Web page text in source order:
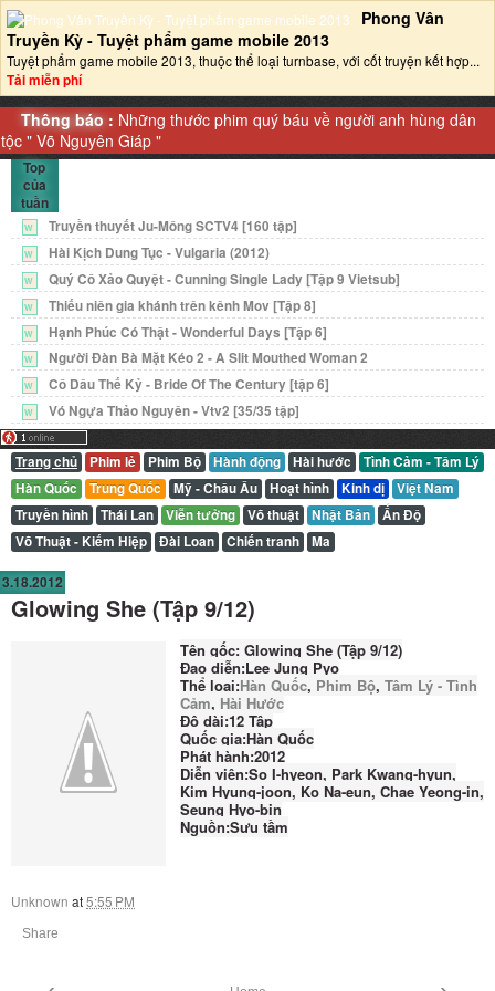
Phong Vân
Truyền Kỳ - Tuyệt phẩm game mobile 2013‎
Tuyệt phẩm game mobile 2013, thuộc thể loại turnbase, với cốt truyện kết hợp...
Tải miễn phí
Thông báo : Những thước phim quý báu về người anh hùng dân
tộc "Võ Nguyên Giáp "
Top
của
tuần
W Truyền thuyết Ju-Mông SCTV4 [160 tập]
W Hài Kịch Dung Tục - Vulgaria (2012)
W Quý Cô Xảo Quyệt - Cunning Single Lady [Tập 9 Vietsub]
W Thiếu niên gia khánh trên kênh Mov [Tập 8]
W Hạnh Phúc Có Thật - Wonderful Days [Tập 6]
W Người Đàn Bà Mặt Kéo 2 - A Slit Mouthed Woman 2
W Cô Dâu Thế Kỷ - Bride Of The Century [tập 6]
W Vó Ngựa Thảo Nguyên - Vtv2 [35/35 tập]
Trang chủ Phim lẻ Phim Bộ Hành động Hài hước
Tình Cảm - Tâm Lý
Hàn Quốc
Trung Quốc Mỹ - Châu Âu Hoạt hình Kinh dị
Việt Nam
Truyền hình
Thái Lan Viễn tưởng Võ thuật Nhật Bản
Ấn Độ
Võ Thuật - Kiếm Hiệp
Đài Loan Chiến tranh Ma
3.18.2012
Glowing She (Tập 9/12)
Tên gốc:Glowing She (Tập 9/12)
Đạo diễn:Lee Jung Pyo
Thể loại:Hàn Quốc, Phim Bộ,Tâm Lý - Tình
Cảm, Hài Hước
Độ dài:12 Tập
Quốc gia:Hàn Quốc
Phát hành:2012
Diễn viên:So I-hyeon, Park Kwang-hyun,
Kim Hyung-joon, Ko Na-eun, Chae Yeong-in,
Seung Hyo-bin
Nguồn:Sưu tầm
Unknown at5:55 PM
Share